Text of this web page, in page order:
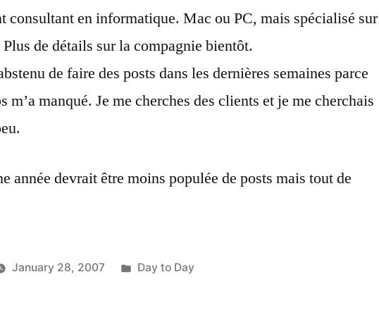
consultant en informatique. Mac ou PC, mais spécialisé sur
de détails sur la compagnie bientôt.
de faire des posts dans les dernières semaines parce
m’a manqué. Je me cherches des clients et je me cherchais
année devrait être moins populée de posts mais tout de
January 28, 2007
Posted
Day to Day